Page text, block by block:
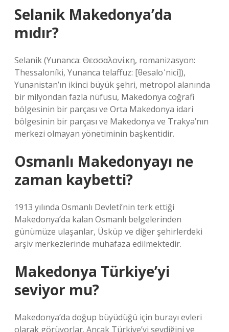
Selanik Makedonya’da
mıdır?
Selanik (Yunanca: Θεσσαλονίκη, romanizasyon:
Thessaloníki, Yunanca telaffuz: [θesaloˈnici]),
Yunanistan’ın ikinci büyük şehri, metropol alanında
bir milyondan fazla nüfusu, Makedonya coğrafi
bölgesinin bir parçası ve Orta Makedonya idari
bölgesinin bir parçası ve Makedonya ve Trakya’nın
merkezi olmayan yönetiminin başkentidir.
Osmanlı Makedonyayı ne
zaman kaybetti?
1913 yılında Osmanlı Devleti’nin terk ettiği
Makedonya’da kalan Osmanlı belgelerinden
günümüze ulaşanlar, Üsküp ve diğer şehirlerdeki
arşiv merkezlerinde muhafaza edilmektedir.
Makedonya Türkiye’yi
seviyor mu?
Makedonya’da doğup büyüdüğü için burayı evleri
olarak görüyorlar. Ancak Türkiye’yi sevdiğini ve